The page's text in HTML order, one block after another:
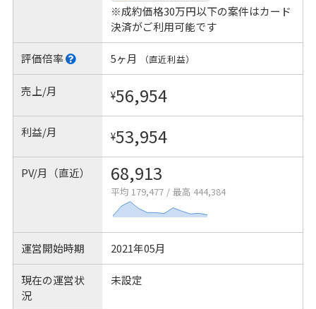
※成約価格30万円以下の案件はカード
決済がご利用可能です
評価倍率 5ヶ月 （直近利益）
売上/月 ¥56,954
利益/月 ¥53,954
PV/月（直近） 68,913
平均 179,477 / 最高 444,384
運営開始時期 2021年05月
現在の運営状
況
未設定